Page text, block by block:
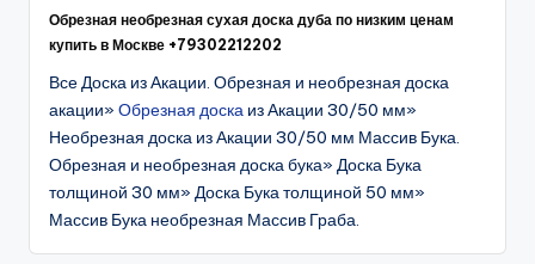
Обрезная необрезная сухая доска дуба по низким ценам
купить в Москве +79302212202
Все Доска из Акации. Обрезная и необрезная доска
акации» Обрезная доска из Акации 30/50 мм»
Необрезная доска из Акации 30/50 мм Массив Бука.
Обрезная и необрезная доска бука» Доска Бука
толщиной 30 мм» Доска Бука толщиной 50 мм»
Массив Бука необрезная Массив Граба.